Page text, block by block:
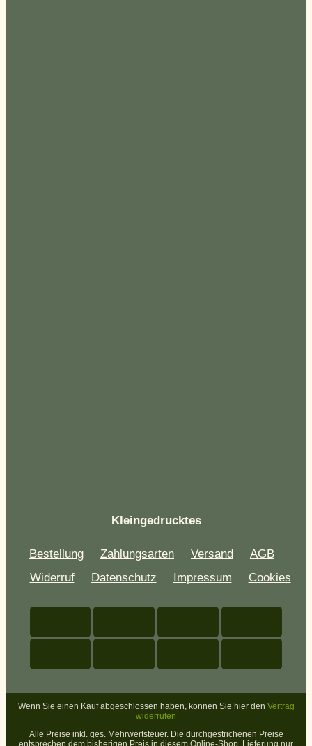
Kleingedrucktes
Bestellung Zahlungsarten Versand
AGB
Widerruf
Datenschutz Impressum Cookies
Wenn Sie einen Kauf abgeschlossen haben, können Sie hier den Vertrag
widerrufen
Alle Preise inkl. ges. Mehrwertsteuer. Die durchgestrichenen Preise
entsprechen dem bisherigen Preis in diesem Online-Shop. Lieferung nur